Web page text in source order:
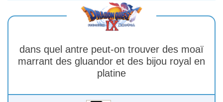
dans quel antre peut-on trouver des moaï
marrant des gluandor et des bijou royal en
platine